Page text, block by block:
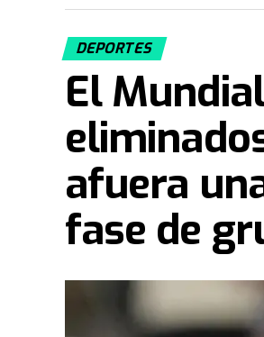
Durante el partido
entretiempo luego de un
Fuente: TN
DEPORTES
El
afuera
fase de